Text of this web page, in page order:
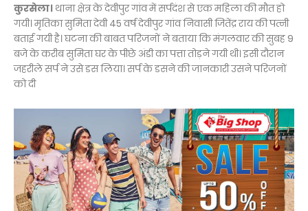
कुरसेला। थाना क्षेत्र के देवीपुर गांव में सर्पदंश से एक महिला की मौत हो
गयी। मृतिका सुमिता देवी 45 वर्ष देवीपुर गांव निवासी जितेंद्र राय की पत्नी
बताई गयी है। घटना की बाबत परिजनों ने बताया कि मंगलवार की सुबह 9
बजे के करीब सुमिता घर के पीछे अंडी का पत्ता तोड़ने गयी थी। इसी दौरान
जहरीले सर्प ने उसे डस लिया। सर्प के डसने की जानकारी उसने परिजनों
को दी